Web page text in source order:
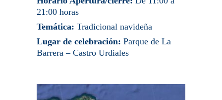
21:00 horas
Temática: Tradicional navideña
Lugar de celebración: Parque de La
Barrera – Castro Urdiales